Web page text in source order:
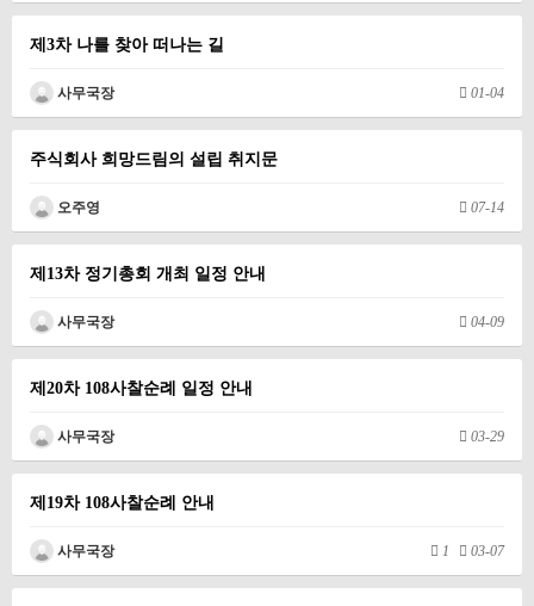
제3차 나를 찾아 떠나는 길
사무국장 01-04
주식회사 희망드림의 설립 취지문
오주영 07-14
제13차 정기총회 개최 일정 안내
사무국장 04-09
제20차 108사찰순례 일정 안내
사무국장 03-29
제19차 108사찰순례 안내
사무국장 1 03-07